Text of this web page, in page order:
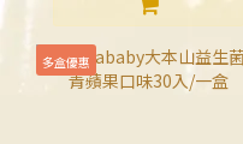
多盒優惠